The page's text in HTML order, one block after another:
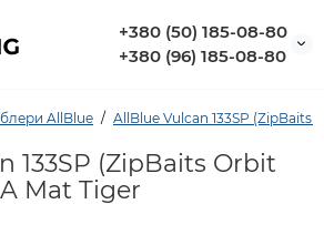
+380 (50) 185-08-80
+380 (96) 185-08-80
AllBlue AllBlue Vulcan 133SP (ZipBaits
133SP (ZipBaits Orbit
Mat Tiger